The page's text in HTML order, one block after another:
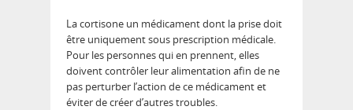
La cortisone un médicament dont la prise doit
être uniquement sous prescription médicale.
Pour les personnes qui en prennent, elles
doivent contrôler leur alimentation afin de ne
pas perturber l’action de ce médicament et
éviter de créer d’autres troubles.